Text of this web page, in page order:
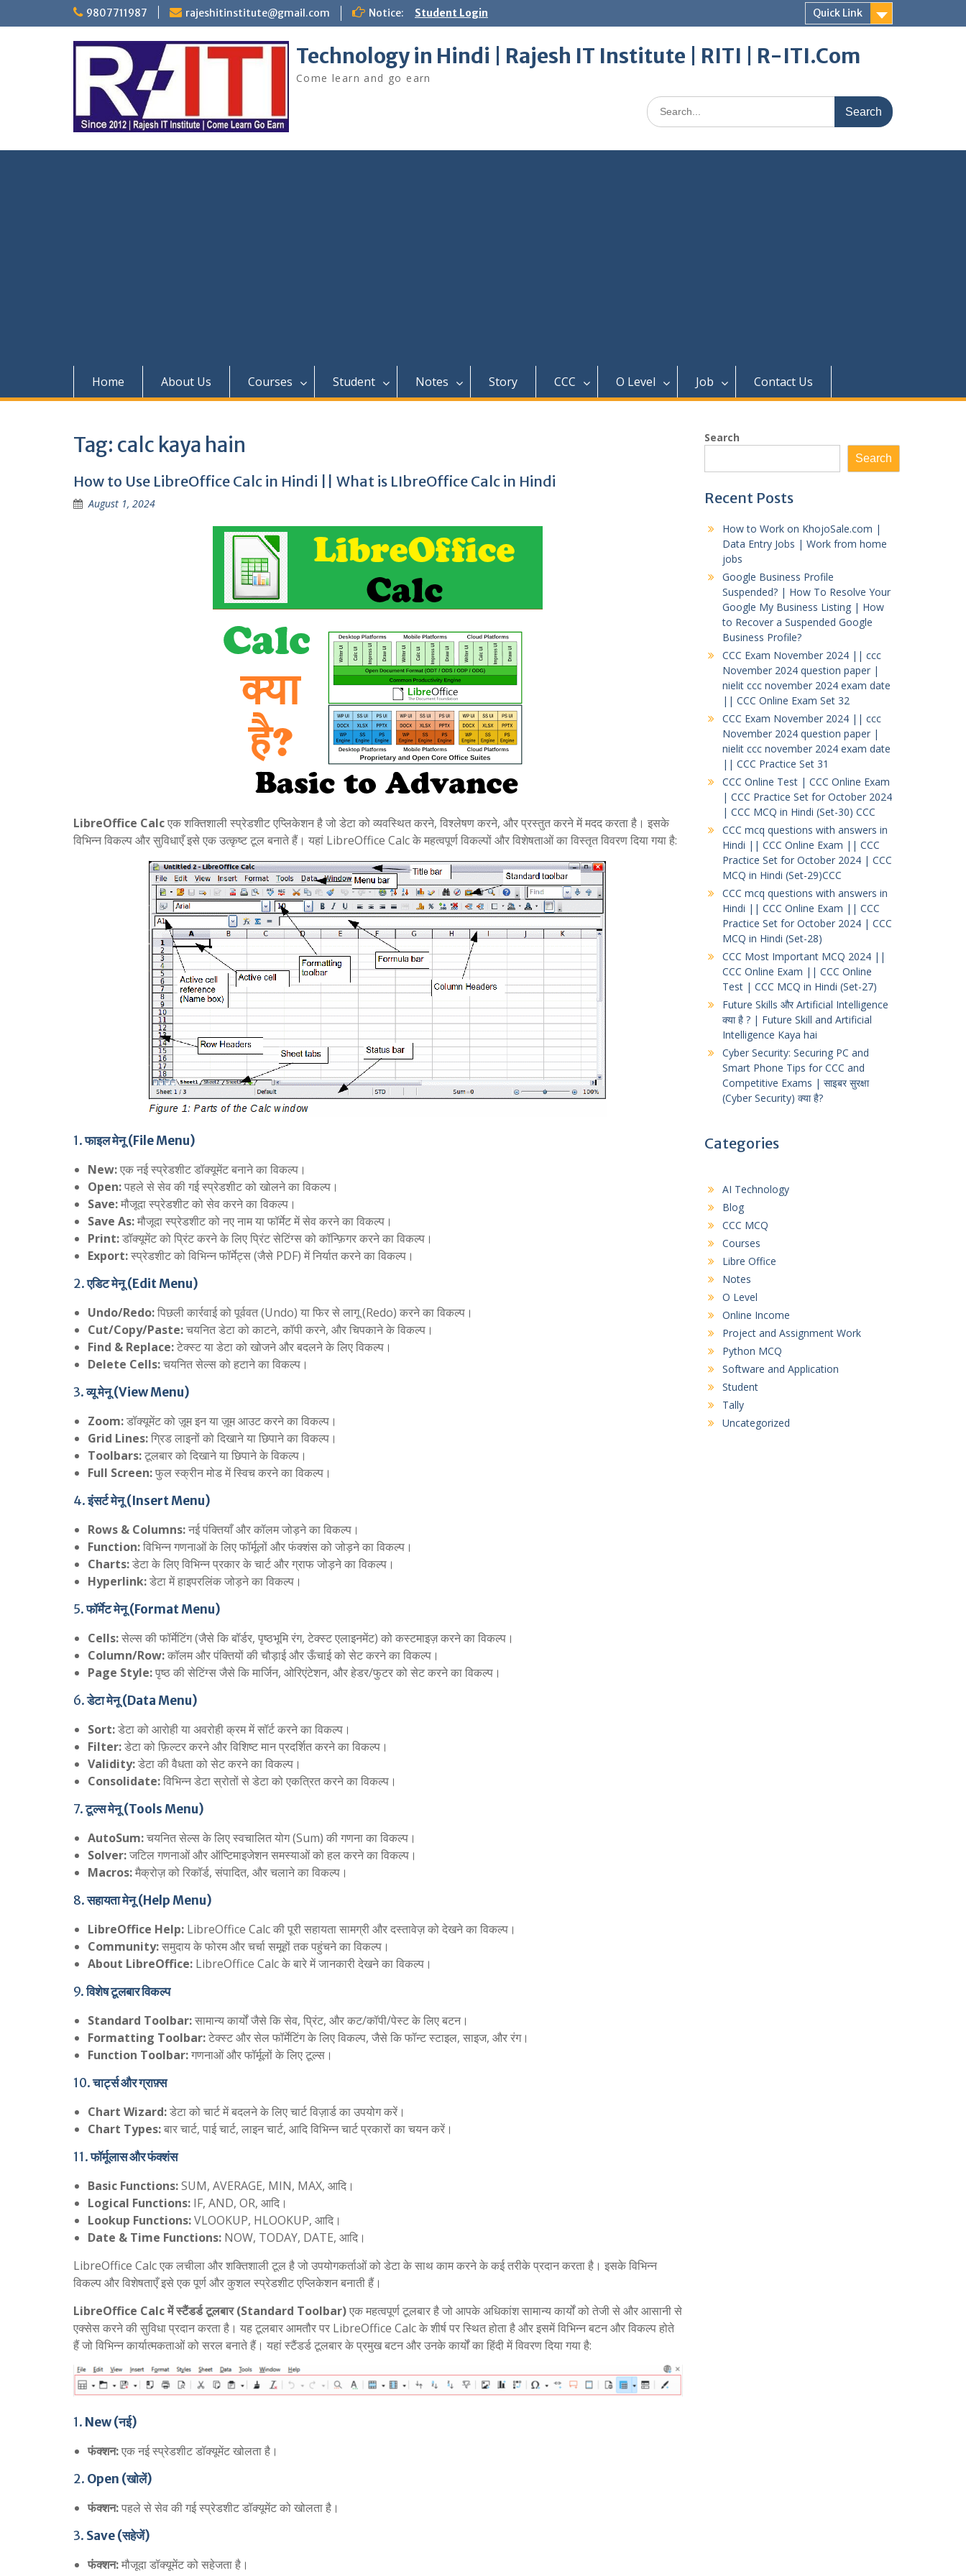
9807711987 rajeshitinstitute@gmail.com Notice: Student Login Quick Link
Technology in Hindi | Rajesh IT Institute | RITI | R-ITI.Com
Come learn and go earn
Search
for:
Home About Us Courses Student Notes Story CCC O Level Job Contact Us
Tag: calc kaya hain
How to Use LibreOffice Calc in Hindi || What is LIbreOffice Calc in Hindi
August 1, 2024
LibreOffice Calcएक शक्तिशाली स्प्रेडशीट एप्लिकेशन है जो डेटा को व्यवस्थित करने, विश्लेषण करने, और प्रस्तुत करने में मदद करता है। इसके
विभिन्न विकल्प और सुविधाएँ इसे एक उत्कृष्ट टूल बनाते हैं। यहां LibreOffice Calc के महत्वपूर्ण विकल्पों और विशेषताओं का विस्तृत विवरण दिया गया है:
1.फाइल मेनू (File Menu)
New:एक नई स्प्रेडशीट डॉक्यूमेंट बनाने का विकल्प।
Open:पहले से सेव की गई स्प्रेडशीट को खोलने का विकल्प।
Save:मौजूदा स्प्रेडशीट को सेव करने का विकल्प।
Save As:मौजूदा स्प्रेडशीट को नए नाम या फॉर्मेट में सेव करने का विकल्प।
Print:डॉक्यूमेंट को प्रिंट करने के लिए प्रिंट सेटिंग्स को कॉन्फ़िगर करने का विकल्प।
Export:स्प्रेडशीट को विभिन्न फॉर्मेट्स (जैसे PDF) में निर्यात करने का विकल्प।
2.एडिट मेनू (Edit Menu)
Undo/Redo:पिछली कार्रवाई को पूर्ववत (Undo) या फिर से लागू (Redo) करने का विकल्प।
Cut/Copy/Paste:चयनित डेटा को काटने, कॉपी करने, और चिपकाने के विकल्प।
Find & Replace:टेक्स्ट या डेटा को खोजने और बदलने के लिए विकल्प।
Delete Cells:चयनित सेल्स को हटाने का विकल्प।
3.व्यू मेनू (View Menu)
Zoom:डॉक्यूमेंट को ज़ूम इन या ज़ूम आउट करने का विकल्प।
Grid Lines:ग्रिड लाइनों को दिखाने या छिपाने का विकल्प।
Toolbars:टूलबार को दिखाने या छिपाने के विकल्प।
Full Screen:फुल स्क्रीन मोड में स्विच करने का विकल्प।
4.इंसर्ट मेनू (Insert Menu)
Rows & Columns:नई पंक्तियाँ और कॉलम जोड़ने का विकल्प।
Function:विभिन्न गणनाओं के लिए फॉर्मूलों और फंक्शंस को जोड़ने का विकल्प।
Charts:डेटा के लिए विभिन्न प्रकार के चार्ट और ग्राफ जोड़ने का विकल्प।
Hyperlink:डेटा में हाइपरलिंक जोड़ने का विकल्प।
5.फॉर्मेट मेनू (Format Menu)
Cells:सेल्स की फॉर्मेटिंग (जैसे कि बॉर्डर, पृष्ठभूमि रंग, टेक्स्ट एलाइनमेंट) को कस्टमाइज़ करने का विकल्प।
Column/Row:कॉलम और पंक्तियों की चौड़ाई और ऊँचाई को सेट करने का विकल्प।
Page Style:पृष्ठ की सेटिंग्स जैसे कि मार्जिन, ओरिएंटेशन, और हेडर/फुटर को सेट करने का विकल्प।
6.डेटा मेनू (Data Menu)
Sort:डेटा को आरोही या अवरोही क्रम में सॉर्ट करने का विकल्प।
Filter:डेटा को फ़िल्टर करने और विशिष्ट मान प्रदर्शित करने का विकल्प।
Validity:डेटा की वैधता को सेट करने का विकल्प।
Consolidate:विभिन्न डेटा स्रोतों से डेटा को एकत्रित करने का विकल्प।
7.टूल्स मेनू (Tools Menu)
AutoSum:चयनित सेल्स के लिए स्वचालित योग (Sum) की गणना का विकल्प।
Solver:जटिल गणनाओं और ऑप्टिमाइजेशन समस्याओं को हल करने का विकल्प।
Macros:मैक्रोज़ को रिकॉर्ड, संपादित, और चलाने का विकल्प।
8.सहायता मेनू (Help Menu)
LibreOffice Help: LibreOffice Calc की पूरी सहायता सामग्री और दस्तावेज़ को देखने का विकल्प।
Community:समुदाय के फोरम और चर्चा समूहों तक पहुंचने का विकल्प।
About LibreOffice: LibreOffice Calc के बारे में जानकारी देखने का विकल्प।
9.विशेष टूलबार विकल्प
Standard Toolbar:सामान्य कार्यों जैसे कि सेव, प्रिंट, और कट/कॉपी/पेस्ट के लिए बटन।
Formatting Toolbar:टेक्स्ट और सेल फॉर्मेटिंग के लिए विकल्प, जैसे कि फॉन्ट स्टाइल, साइज, और रंग।
Function Toolbar:गणनाओं और फॉर्मूलों के लिए टूल्स।
10.चार्ट्स और ग्राफ़्स
Chart Wizard:डेटा को चार्ट में बदलने के लिए चार्ट विज़ार्ड का उपयोग करें।
Chart Types:बार चार्ट, पाई चार्ट, लाइन चार्ट, आदि विभिन्न चार्ट प्रकारों का चयन करें।
11.फॉर्मूलास और फंक्शंस
Basic Functions:SUM, AVERAGE, MIN, MAX, आदि।
Logical Functions: IF, AND, OR, आदि।
Lookup Functions:VLOOKUP, HLOOKUP, आदि।
Date & Time Functions: NOW, TODAY, DATE, आदि।
LibreOffice Calc एक लचीला और शक्तिशाली टूल है जो उपयोगकर्ताओं को डेटा के साथ काम करने के कई तरीके प्रदान करता है। इसके विभिन्न
विकल्प और विशेषताएँ इसे एक पूर्ण और कुशल स्प्रेडशीट एप्लिकेशन बनाती हैं।
LibreOffice Calc में स्टैंडर्ड टूलबार (Standard Toolbar)एक महत्वपूर्ण टूलबार है जो आपके अधिकांश सामान्य कार्यों को तेजी से और आसानी से
एक्सेस करने की सुविधा प्रदान करता है। यह टूलबार आमतौर पर LibreOffice Calc के शीर्ष पर स्थित होता है और इसमें विभिन्न बटन और विकल्प होते
हैं जो विभिन्न कार्यात्मकताओं को सरल बनाते हैं। यहां स्टैंडर्ड टूलबार के प्रमुख बटन और उनके कार्यों का हिंदी में विवरण दिया गया है:
1. New (नई)
फंक्शन:एक नई स्प्रेडशीट डॉक्यूमेंट खोलता है।
2. Open (खोलें)
फंक्शन:पहले से सेव की गई स्प्रेडशीट डॉक्यूमेंट को खोलता है।
3. Save (सहेजें)
फंक्शन:मौजूदा डॉक्यूमेंट को सहेजता है।
Search
Search
Recent Posts
How to Work on KhojoSale.com |
Data Entry Jobs | Work from home
jobs
Google Business Profile
Suspended? | How To Resolve Your
Google My Business Listing | How
to Recover a Suspended Google
Business Profile?
CCC Exam November 2024 || ccc
November 2024 question paper |
nielit ccc november 2024 exam date
|| CCC Online Exam Set 32
CCC Exam November 2024 || ccc
November 2024 question paper |
nielit ccc november 2024 exam date
|| CCC Practice Set 31
CCC Online Test | CCC Online Exam
| CCC Practice Set for October 2024
| CCC MCQ in Hindi (Set-30) CCC
CCC mcq questions with answers in
Hindi || CCC Online Exam || CCC
Practice Set for October 2024 | CCC
MCQ in Hindi (Set-29)CCC
CCC mcq questions with answers in
Hindi || CCC Online Exam || CCC
Practice Set for October 2024 | CCC
MCQ in Hindi (Set-28)
CCC Most Important MCQ 2024 ||
CCC Online Exam || CCC Online
Test | CCC MCQ in Hindi (Set-27)
Future Skills और Artificial Intelligence
क्या है ? | Future Skill and Artificial
Intelligence Kaya hai
Cyber Security: Securing PC and
Smart Phone Tips for CCC and
Competitive Exams | साइबर सुरक्षा
(Cyber Security) क्या है?
Categories
AI Technology
Blog
CCC MCQ
Courses
Libre Office
Notes
O Level
Online Income
Project and Assignment Work
Python MCQ
Software and Application
Student
Tally
Uncategorized